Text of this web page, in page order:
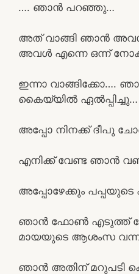
…. ഞാൻ പറഞ്ഞു…
അത് വാങ്ങി ഞാൻ
അവൾ എന്നെ ഒന്ന്
ഇന്നാ വാങ്ങിക്കോ….
കൈയ്യിൽ ഏൽപ്പിച്ചു…
അപ്പോ നിനക്ക് ദീപു
എനിക്ക് വേണ്ട ഞാൻ
അപ്പോഴേക്കും
ഞാൻ ഫോൺ എടുത്ത്
മായയുടെ ആശംസ വന്ന്
ഞാൻ അതിന് മറുപടി